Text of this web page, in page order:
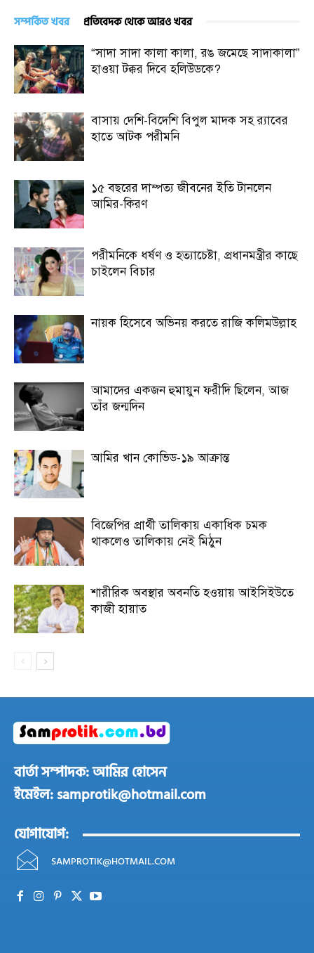
সম্পর্কিত খবর প্রতিবেদক থেকে আরও খবর
“সাদা সাদা কালা কালা, রঙ জমেছে সাদাকালা”
হাওয়া টক্কর দিবে হলিউডকে?
বাসায় দেশি-বিদেশি বিপুল মাদক সহ র‍্যাবের
হাতে আটক পরীমনি
১৫ বছরের দাম্পত্য জীবনের ইতি টানলেন
আমির-কিরণ
পরীমনিকে ধর্ষণ ও হত্যাচেষ্টা, প্রধানমন্ত্রীর কাছে
চাইলেন বিচার
নায়ক হিসেবে অভিনয় করতে রাজি কলিমউল্লাহ
আমাদের একজন হুমায়ুন ফরীদি ছিলেন, আজ
তাঁর জন্মদিন
আমির খান কোভিড-১৯ আক্রান্ত
বিজেপির প্রার্থী তালিকায় একাধিক চমক
থাকলেও তালিকায় নেই মিঠুন
শারীরিক অবস্থার অবনতি হওয়ায় আইসিইউতে
কাজী হায়াত
বার্তা সম্পাদক: আমির হোসেন
ইমেইল: samprotik@hotmail.com
যোগাযোগ:
SAMPROTIK@HOTMAIL.COM